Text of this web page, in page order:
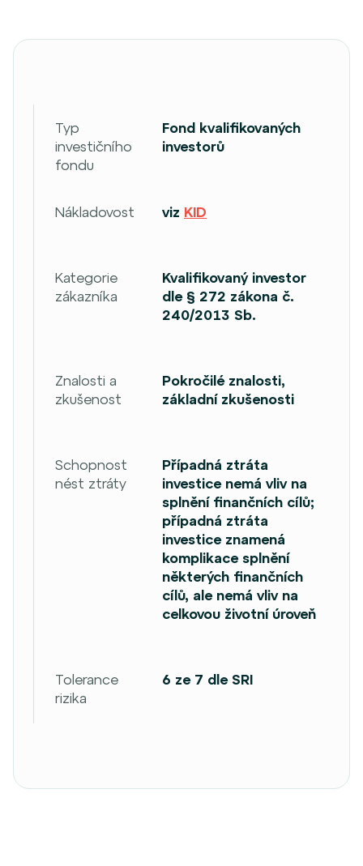
Typ
investičního
fondu
Fond kvalifikovaných
investorů
Nákladovost viz KID
Kategorie
zákazníka
Kvalifikovaný investor
dle § 272 zákona č.
240/2013 Sb.
Znalosti a
zkušenost
Pokročilé znalosti,
základní zkušenosti
Schopnost
nést ztráty
Případná ztráta
investice nemá vliv na
splnění finančních cílů;
případná ztráta
investice znamená
komplikace splnění
některých finančních
cílů, ale nemá vliv na
celkovou životní úroveň
Tolerance
rizika
6 ze 7 dle SRI